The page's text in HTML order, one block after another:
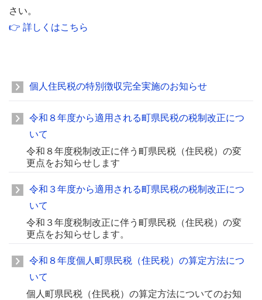
さい。
👉 詳しくはこちら
個人住民税の特別徴収完全実施のお知らせ
令和８年度から適用される町県民税の税制改正につ
いて
令和８年度税制改正に伴う町県民税（住民税）の変
更点をお知らせします
令和３年度から適用される町県民税の税制改正につ
いて
令和３年度税制改正に伴う町県民税（住民税）の変
更点をお知らせします。
令和８年度個人町県民税（住民税）の算定方法につ
いて
個人町県民税（住民税）の算定方法についてのお知